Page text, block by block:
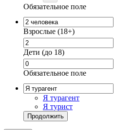
Обязательное поле
Взрослые (18+)
Дети (до 18)
Обязательное поле
Я турагент
Я турист
Продолжить